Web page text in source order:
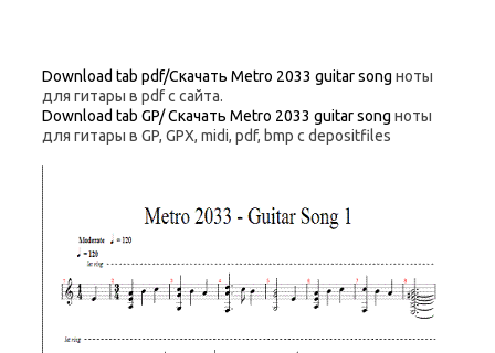
Download tab pdf/Скачать Metro 2033 guitar song ноты
для гитары в pdf с сайта.
Download tab GP/ Скачать Metro 2033 guitar song ноты
для гитары в GP, GPX, midi, pdf, bmp c depositfiles